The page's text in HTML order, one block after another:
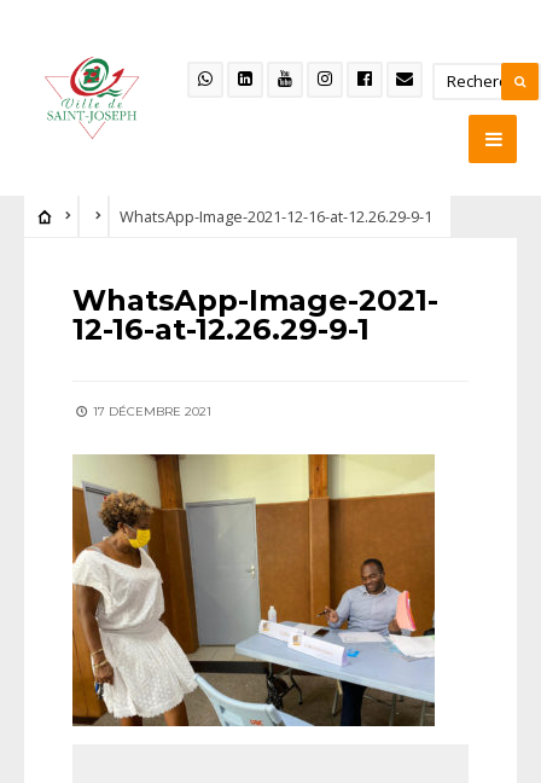
WhatsApp-Image-2021-12-16-at-12.26.29-9-1
WhatsApp-Image-2021-
12-16-at-12.26.29-9-1
17 DÉCEMBRE 2021